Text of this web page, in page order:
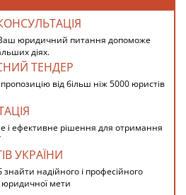
Ваш юридичний питання допоможе
діях.
ТЕНДЕР
від більш ніж 5000 юристів
і ефективне рішення для отримання
УКРАЇНИ
надійного і професійного
мети